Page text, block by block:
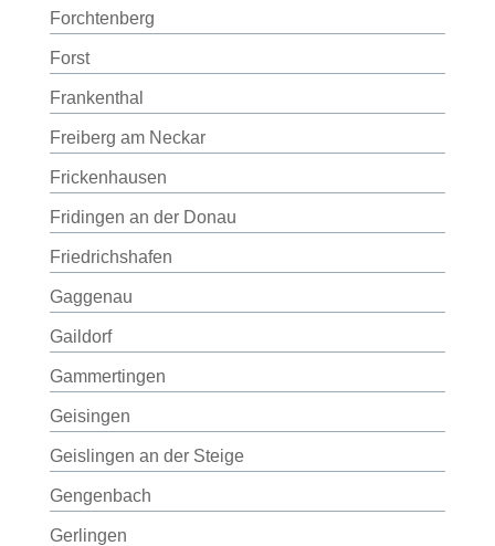
Forchtenberg
Forst
Frankenthal
Freiberg am Neckar
Frickenhausen
Fridingen an der Donau
Friedrichshafen
Gaggenau
Gaildorf
Gammertingen
Geisingen
Geislingen an der Steige
Gengenbach
Gerlingen